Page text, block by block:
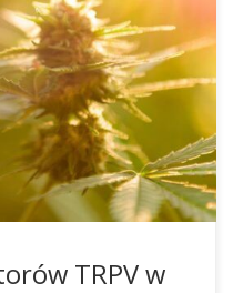
ze znanych
one główne
dokowania większości
latach, po bliższym
okazał się
z odkryciem kilku […]
TRPV w